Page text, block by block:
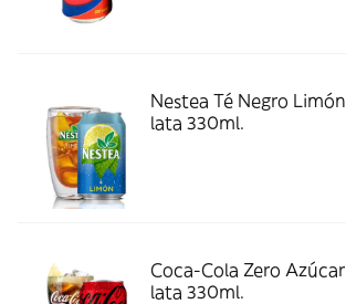
Nestea Té Negro Limón
lata 330ml.
Coca-Cola Zero Azúcar
lata 330ml.